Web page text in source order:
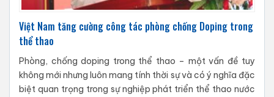
Việt Nam tăng cường công tác phòng chống Doping trong
thể thao
Phòng, chống doping trong thể thao – một vấn đề tuy
không mới nhưng luôn mang tính thời sự và có ý nghĩa đặc
biệt quan trọng trong sự nghiệp phát triển thể thao nước